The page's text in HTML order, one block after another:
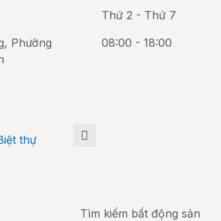
Phường
Thứ 2 - Thứ 7
08:00 - 18:00
thự
Tìm kiếm bất động sản